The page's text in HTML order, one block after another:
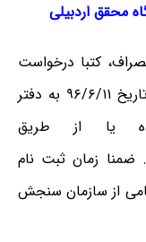
کتبا درخواست
خود را به همراه کپی کارت ملی باید تا تاریخ ۹۶/۶/۱۱ به دفتر
یا از طریق
نمایند. ضمنا زمان ثبت نام
از سازمان سنجش